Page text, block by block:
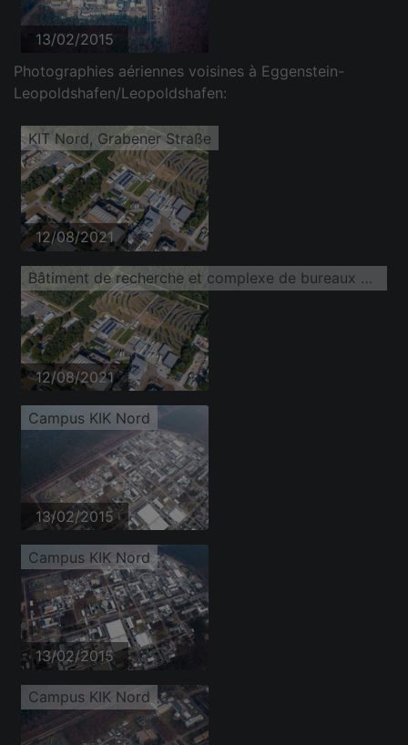
13/02/2015
Photographies aériennes voisines à Eggenstein-
Leopoldshafen/Leopoldshafen:
KIT Nord, Grabener Straße
12/08/2021
Bâtiment de recherche et complexe de bureaux du campus nord de l'Institut de technologie de Karlsruhe avec IAM-WBM sur Untergrombacher Straße
12/08/2021
Campus KIK Nord
13/02/2015
Campus KIK Nord
13/02/2015
Campus KIK Nord